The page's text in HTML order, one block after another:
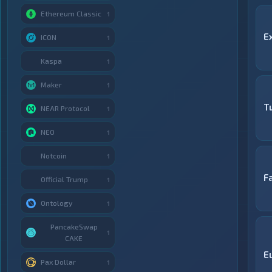
Ethereum Classic 1
ICON 1
Kaspa 1
Maker 1
NEAR Protocol 1
NEO 1
Notcoin 1
Official Trump 1
Ontology 1
PancakeSwap
CAKE
1
Pax Dollar 1